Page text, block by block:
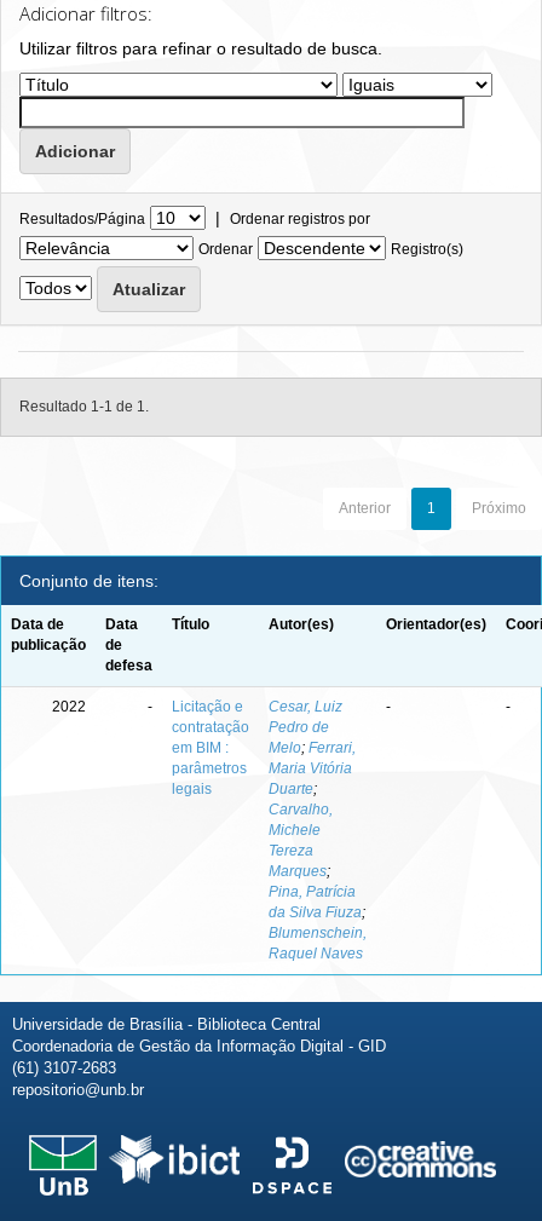
Adicionar filtros:
Utilizar filtros para refinar o resultado de busca.
Resultados/Página | Ordenar registros por
Ordenar
Registro(s)
Resultado 1-1 de 1.
Anterior 1 Próximo
Conjunto de itens:
Data de
publicação
Data
de
defesa
Título Autor(es) Orientador(es)
2022 -
Licitação e
contratação
em BIM :
parâmetros
legais
Cesar, Luiz
Pedro de
Melo; Ferrari,
Maria Vitória
Duarte;
Carvalho,
Michele
Tereza
Marques;
Pina, Patrícia
da Silva Fiuza;
Blumenschein,
Raquel Naves
- -
Universidade de Brasília - Biblioteca Central
Coordenadoria de Gestão da Informação Digital - GID
(61) 3107-2683
repositorio@unb.br